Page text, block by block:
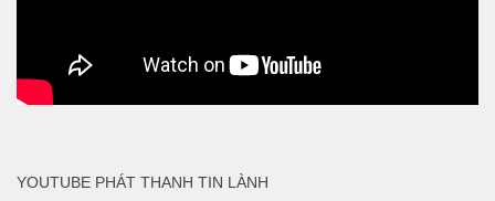
YOUTUBE PHÁT THANH TIN LÀNH